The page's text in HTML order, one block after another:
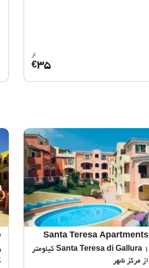
از
€35
Santa Teresa Apartments
Santa Teresa di Gallura 1 کیلومتر
از مرکز شهر